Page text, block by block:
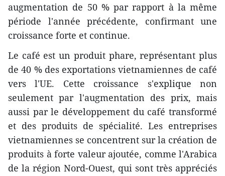
augmentation de 50 % par rapport à la même
période l'année précédente, confirmant une
croissance forte et continue.
Le café est un produit phare, représentant plus
de 40 % des exportations vietnamiennes de café
vers l'UE. Cette croissance s'explique non
seulement par l'augmentation des prix, mais
aussi par le développement du café transformé
et des produits de spécialité. Les entreprises
vietnamiennes se concentrent sur la création de
produits à forte valeur ajoutée, comme l'Arabica
de la région Nord-Ouest, qui sont très appréciés